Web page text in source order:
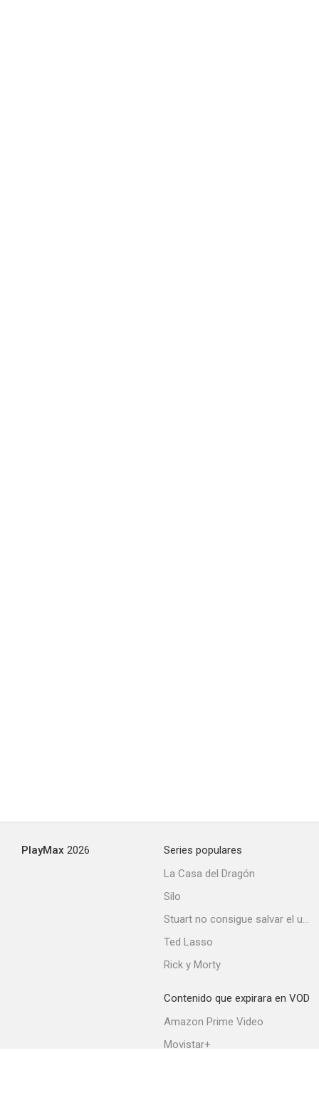
PlayMax 2026
Series populares
La Casa del Dragón
Silo
Stuart no consigue salvar el universo
Ted Lasso
Rick y Morty
Contenido que expirara en VOD
Amazon Prime Video
Movistar+